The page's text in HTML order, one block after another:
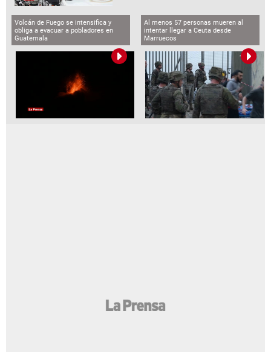
Volcán de Fuego se intensifica y
obliga a evacuar a pobladores en
Guatemala
Al menos 57 personas mueren al
intentar llegar a Ceuta desde
Marruecos